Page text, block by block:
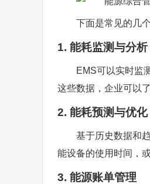
下面是常见的几
1. 能耗监测与分析
EMS可以实时监
这些数据，企业可以
2. 能耗预测与优化
基于历史数据和
能设备的使用时间，
3. 能源账单管理